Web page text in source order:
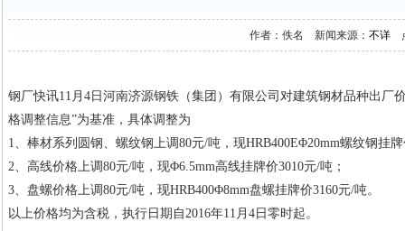
作者：佚名 新闻来源：不详
钢厂快讯11月4日河南济源钢铁（集团）有限公司对建筑钢材品种出
格调整信息”为基准，具体调整为
1、棒材系列圆钢、螺纹钢上调80元/吨，现HRB400EΦ20mm螺纹钢挂
2、高线价格上调80元/吨，现Φ6.5mm高线挂牌价3010元/吨；
3、盘螺价格上调80元/吨，现HRB400Φ8mm盘螺挂牌价3160元/吨。
以上价格均为含税，执行日期自2016年11月4日零时起。